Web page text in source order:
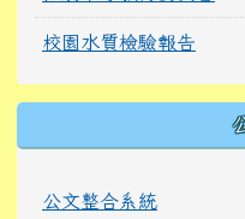
校園水質檢驗報告
公文整合系統